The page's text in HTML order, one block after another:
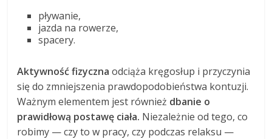
pływanie,
jazda na rowerze,
spacery.
Aktywność fizyczna odciąża kręgosłup i przyczynia
się do zmniejszenia prawdopodobieństwa kontuzji.
Ważnym elementem jest również dbanie o
prawidłową postawę ciała. Niezależnie od tego, co
robimy — czy to w pracy, czy podczas relaksu —